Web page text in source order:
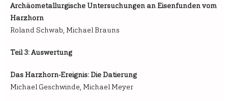
Archäometallurgische Untersuchungen an Eisenfunden vom
Harzhorn
Roland Schwab, Michael Brauns
Teil 3: Auswertung
Das Harzhorn-Ereignis: Die Datierung
Michael Geschwinde, Michael Meyer